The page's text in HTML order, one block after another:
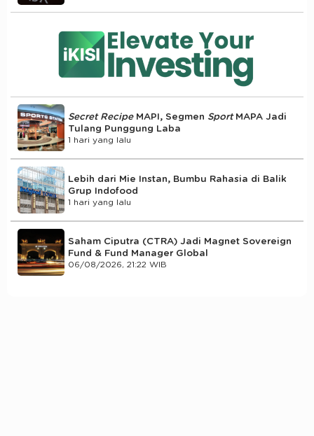
Secret RecipeMAPI, Segmen Sport MAPA Jadi
Tulang Punggung Laba
1 hari yang lalu
Lebih dari Mie Instan, Bumbu Rahasia di Balik
Grup Indofood
1 hari yang lalu
Saham Ciputra (CTRA) Jadi Magnet Sovereign
Fund & Fund Manager Global
06/08/2026, 21:22 WIB